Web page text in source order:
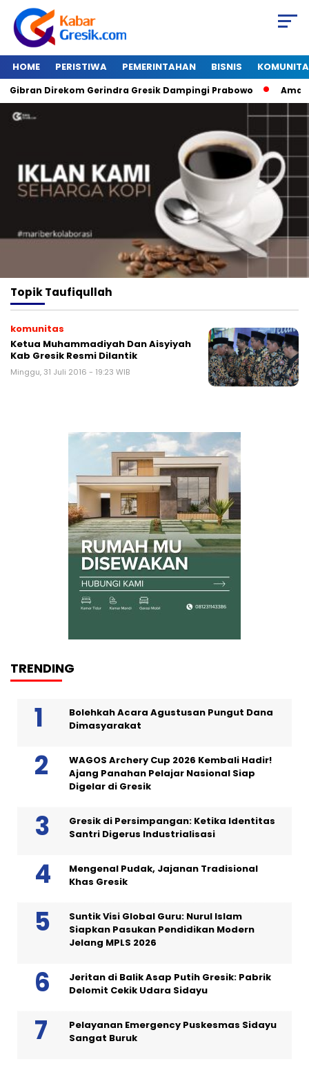
HOME PERISTIWA PEMERINTAHAN BISNIS
Direkom Gerindra Gresik Dampingi Prabowo
TopikTaufiqullah
komunitas
Ketua Muhammadiyah Dan Aisyiyah
Kab Gresik Resmi Dilantik
Minggu, 31 Juli 2016 - 19:23 WIB
TRENDING
Bolehkah Acara Agustusan Pungut Dana
Dimasyarakat
WAGOS Archery Cup 2026 Kembali Hadir!
Ajang Panahan Pelajar Nasional Siap
Digelar di Gresik
Gresik di Persimpangan: Ketika Identitas
Santri Digerus Industrialisasi
Mengenal Pudak, Jajanan Tradisional
Khas Gresik
Suntik Visi Global Guru: Nurul Islam
Siapkan Pasukan Pendidikan Modern
Jelang MPLS 2026
Jeritan di Balik Asap Putih Gresik: Pabrik
Delomit Cekik Udara Sidayu
Pelayanan Emergency Puskesmas Sidayu
Sangat Buruk